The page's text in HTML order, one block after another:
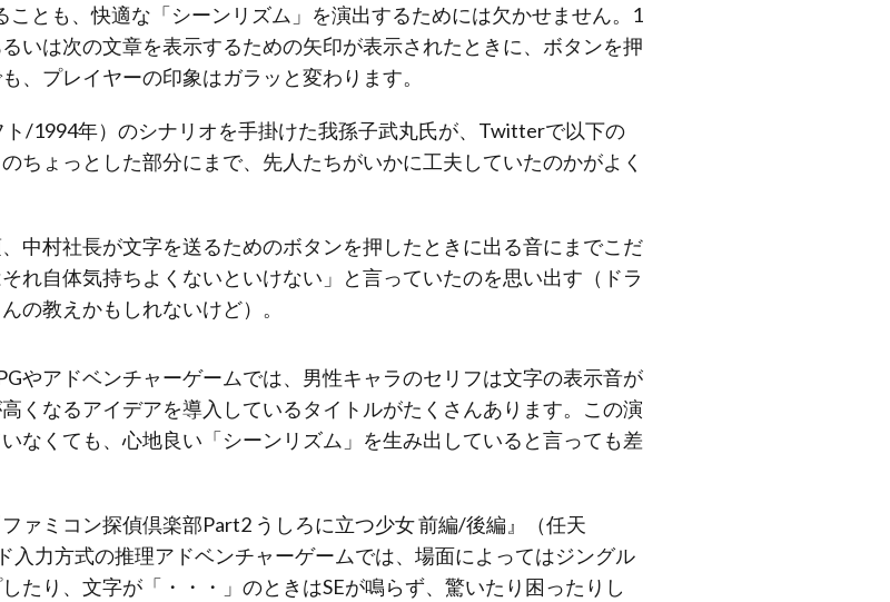
ことも、快適な「シーンリズム」を演出するためには欠かせません。1
いは次の文章を表示するための矢印が表示されたときに、ボタンを押
、プレイヤーの印象はガラッと変わります。
/1994年）のシナリオを手掛けた我孫子武丸氏が、Twitterで以下の
ちょっとした部分にまで、先人たちがいかに工夫していたのかがよく
中村社長が文字を送るためのボタンを押したときに出る音にまでこだ
れ自体気持ちよくないといけない」と言っていたのを思い出す（ドラ
の教えかもしれないけど）。
やアドベンチャーゲームでは、男性キャラのセリフは文字の表示音が
くなるアイデアを導入しているタイトルがたくさんあります。この演
なくても、心地良い「シーンリズム」を生み出していると言っても差
ァミコン探偵倶楽部Part2 うしろに立つ少女 前編/後編』（任天
入力方式の推理アドベンチャーゲームでは、場面によってはジングル
たり、文字が「・・・」のときはSEが鳴らず、驚いたり困ったりし